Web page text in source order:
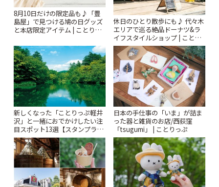
8月10日だけの限定品も♪「豊
島屋」で見つける鳩の日グッズ
と本店限定アイテム | ことりっ
休日のひとり散歩にも♪ 代々木
エリアで巡る絶品ドーナツ&ラ
イフスタイルショップ | ことり
っぷ
新しくなった「ことりっぷ軽井
沢」と一緒におでかけしたい注
目スポット13選【スタンプラリ
ー開催中】 | ことりっぷ
日本の手仕事の「いま」が詰ま
った器と雑貨のお店/西荻窪
「tsugumi」 | ことりっぷ